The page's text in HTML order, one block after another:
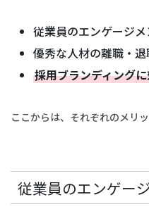
従業員のエンゲージ
優秀な人材の離職・
採用ブランディング
ここからは、それぞれのメリ
従業員のエンゲー